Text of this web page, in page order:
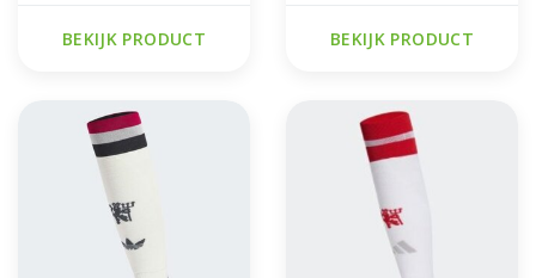
BEKIJK PRODUCT BEKIJK PRODUCT